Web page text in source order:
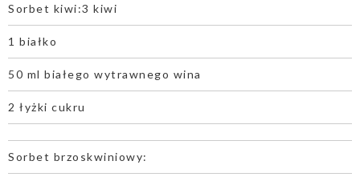
Sorbet kiwi:3 kiwi
1 białko
50 ml białego wytrawnego wina
2 łyżki cukru
Sorbet brzoskwiniowy: